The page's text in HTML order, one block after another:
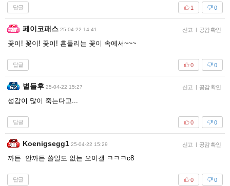
답글 0
1
페이코패스 25-04-22 14:41 신고 | 공감 확인
꽃이! 꽃이! 꽃이! 흔들리는 꽃이 속에서~~~
답글 0
0
별들후 25-04-22 15:27 신고 | 공감 확인
성감이 많이 죽는다고...
답글 0
0
Koenigsegg1 25-04-22 15:29 신고 | 공감 확인
까든 안까든 쓸일도 없는 오이갤 ㅋㅋㅋc8
답글 0
0